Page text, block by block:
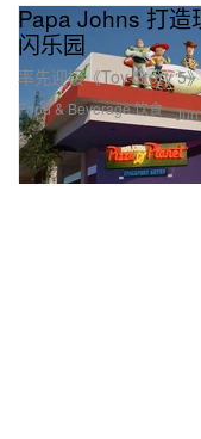
Food & Beverage 饮食
Papa Johns 打
闪乐园
率先迎接《Toy Story 5